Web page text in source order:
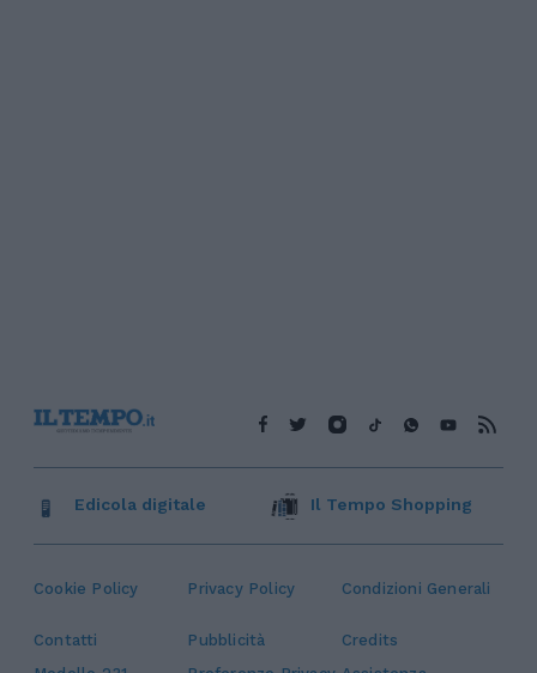
Cookie Policy Privacy Policy Condizioni Generali
Contatti Pubblicità
Credits
Edicola digitale Il Tempo Shopping